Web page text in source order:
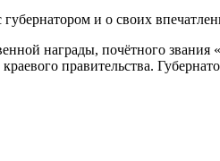
и о своих
награды, почётного звания
правительства.